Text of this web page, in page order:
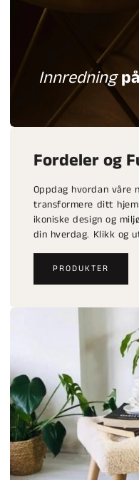
Innredning
Fordeler og
Oppdag hvordan
transformere ditt
ikoniske design og
din hverdag. Klikk og
PRODUKTER